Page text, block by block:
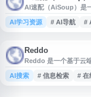
AI速配（AiSoup）是
人工智能应用、工具
AI 服务。网站适合关
AI学习资源 # AI导航 #
Reddo
Reddo 是一个基于云
便于用户通过网页快
询、资源检索和网络
AI搜索 # 信息检索 # 在